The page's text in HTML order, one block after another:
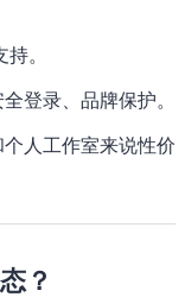
。
登录、品牌保护。
人工作室来说性价
？